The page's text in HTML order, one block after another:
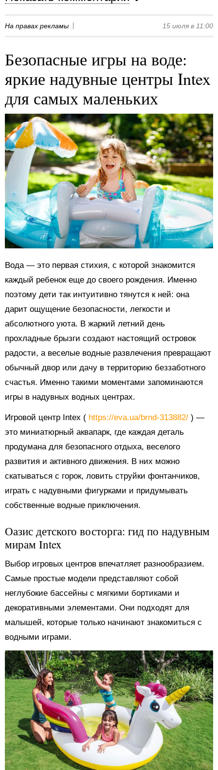
На правах рекламы 15 июля в 11:00
Безопасные игры на воде:
яркие надувные центры Intex
для самых маленьких
Вода — это первая стихия, с которой знакомится
каждый ребенок еще до своего рождения. Именно
поэтому дети так интуитивно тянутся к ней: она
дарит ощущение безопасности, легкости и
абсолютного уюта. В жаркий летний день
прохладные брызги создают настоящий островок
радости, а веселые водные развлечения превращают
обычный двор или дачу в территорию беззаботного
счастья. Именно такими моментами запоминаются
игры в надувных водных центрах.
Игровой центр Intex ( https://eva.ua/brnd-313882/ ) —
это миниатюрный аквапарк, где каждая деталь
продумана для безопасного отдыха, веселого
развития и активного движения. В них можно
скатываться с горок, ловить струйки фонтанчиков,
играть с надувными фигурками и придумывать
собственные водные приключения.
Оазис детского восторга: гид по надувным
мирам Intex
Выбор игровых центров впечатляет разнообразием.
Самые простые модели представляют собой
неглубокие бассейны с мягкими бортиками и
декоративными элементами. Они подходят для
малышей, которые только начинают знакомиться с
водными играми.